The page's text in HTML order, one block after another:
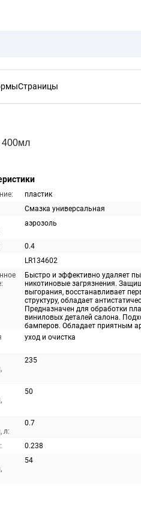
Страницы
400мл
пластик
Смазка универсальная
аэрозоль
0.4
LR134602
Быстро и эффективно удаляет
никотиновые загрязнения.
выгорания, восстанавливает
структуру, обладает
Предназначен для обработки
виниловых деталей салона.
бамперов. Обладает приятным
уход и очистка
235
50
л:
0.7
0.238
54